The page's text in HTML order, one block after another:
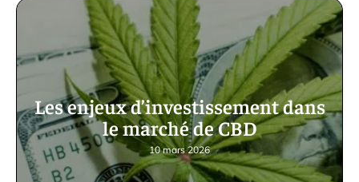
Les enjeux d’investissement dans
le marché de CBD
10 mars 2026